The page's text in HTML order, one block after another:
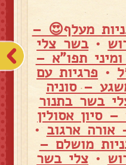
מעלף😍 –
•בשר צלי
ומיני תפו"א –
• פרגיות עם
– סוניה
בשר בתנור
סיון אסולין
ארגוב •
מושלם –
• צלי בשר